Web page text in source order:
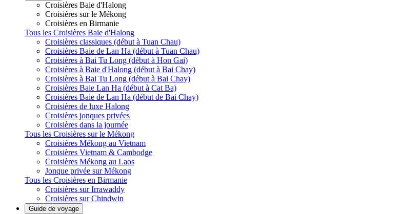
Croisières Baie d'Halong
Croisières sur le Mékong
Croisières en Birmanie
Tous les Croisières Baie d'Halong
Croisières classiques (début à Tuan Chau)
Croisières Baie de Lan Ha (début à Tuan Chau)
Croisières à Bai Tu Long (début à Hon Gai)
Croisières à Baie d'Halong (début à Bai Chay)
Croisières à Bai Tu Long (début à Bai Chay)
Croisières Baie Lan Ha (début à Cat Ba)
Croisières Baie de Lan Ha (début de Bai Chay)
Croisières de luxe Halong
Croisières jonques privées
Croisières dans la journée
Tous les Croisières sur le Mékong
Croisières Mékong au Vietnam
Croisières Vietnam & Cambodge
Croisières Mékong au Laos
Jonque privée sur Mékong
Tous les Croisières en Birmanie
Croisières sur Irrawaddy
Croisières sur Chindwin
Guide de voyage